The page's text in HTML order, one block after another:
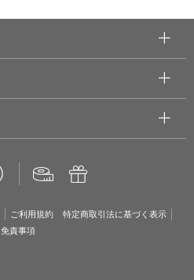
ご利用規約
特定商取引法に基づく表示
免責事項